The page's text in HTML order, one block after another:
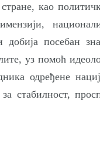
као
добија посебан
уз помоћ
одређене
стабилност,